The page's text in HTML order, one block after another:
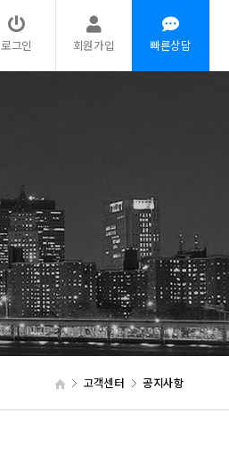
로그인 회원가입 빠른상담
고객센터 공지사항